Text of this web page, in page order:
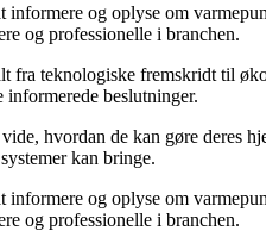
og oplyse om
og professionelle i branchen.
teknologiske fremskridt til
beslutninger.
hvordan de kan gøre
kan bringe.
og oplyse om
og professionelle i branchen.